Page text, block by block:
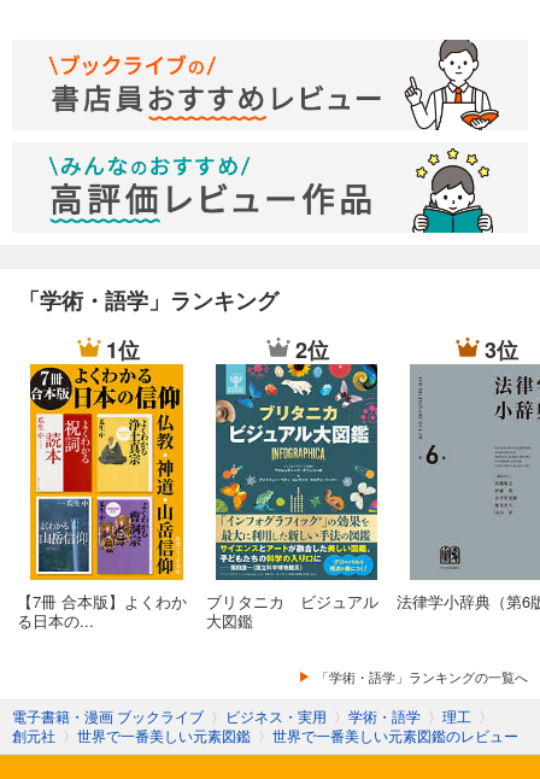
「学術・語学」ランキング
1位
【7冊 合本版】よくわか
る日本の...
2位
ブリタニカ ビジュアル
大図鑑
3位
法律学小辞典（第6
「学術・語学」ランキングの一覧へ
電子書籍・漫画 ブックライブ 〉 ビジネス・実用 〉 学術・語学 〉 理工 〉
創元社 〉 世界で一番美しい元素図鑑 〉 世界で一番美しい元素図鑑のレビュー